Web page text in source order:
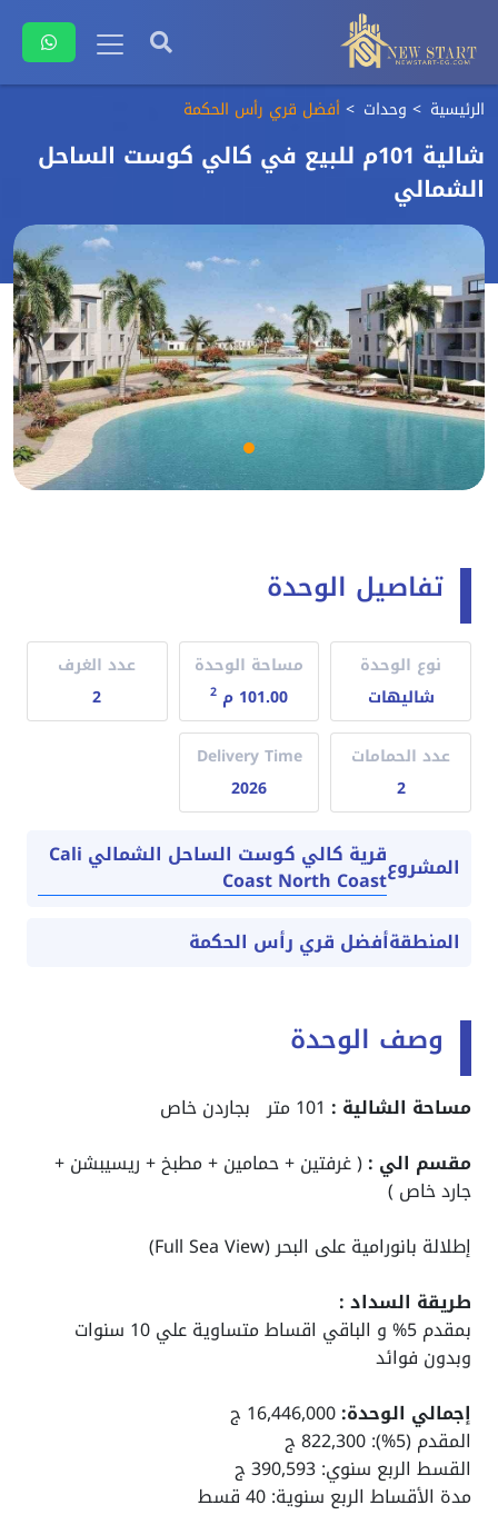
الرئيسية وحدات أفضل قري رأس الحكمة
شالية 101م للبيع في كالي كوست الساحل
الشمالي
تفاصيل الوحدة
نوع الوحدة
شاليهات
مساحة الوحدة
101.00 م
2
عدد الغرف
2
عدد الحمامات
2
Delivery Time
2026
المشروع قرية كالي كوست الساحل الشمالي Cali
Coast North Coast
المنطقةأفضل قري رأس الحكمة
وصف الوحدة
مساحة الشالية : 101 متر بجاردن خاص
مقسم الي :( غرفتين + حمامين + مطبخ + ريسيبشن +
جارد خاص )
إطلالة بانورامية على البحر (Full Sea View)
طريقة السداد :
بمقدم 5% و الباقي اقساط متساوية علي 10 سنوات
وبدون فوائد
إجمالي الوحدة:16,446,000 ج
المقدم (5%): 822,300 ج
القسط الربع سنوي: 390,593 ج
مدة الأقساط الربع سنوية: 40 قسط